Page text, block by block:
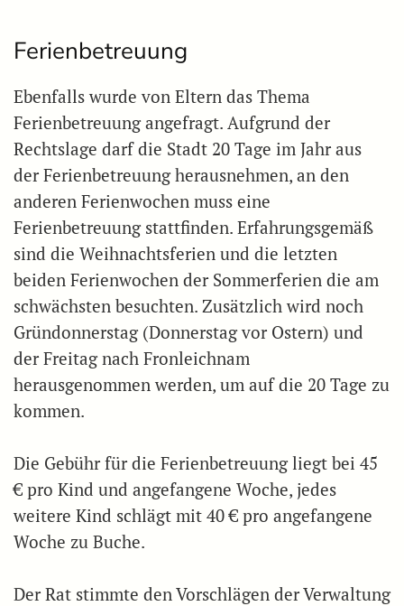
Ferienbetreuung
Ebenfalls wurde von Eltern das Thema
Ferienbetreuung angefragt. Aufgrund der
Rechtslage darf die Stadt 20 Tage im Jahr aus
der Ferienbetreuung herausnehmen, an den
anderen Ferienwochen muss eine
Ferienbetreuung stattfinden. Erfahrungsgemäß
sind die Weihnachtsferien und die letzten
beiden Ferienwochen der Sommerferien die am
schwächsten besuchten. Zusätzlich wird noch
Gründonnerstag (Donnerstag vor Ostern) und
der Freitag nach Fronleichnam
herausgenommen werden, um auf die 20 Tage zu
kommen.
Die Gebühr für die Ferienbetreuung liegt bei 45
€ pro Kind und angefangene Woche, jedes
weitere Kind schlägt mit 40 € pro angefangene
Woche zu Buche.
Der Rat stimmte den Vorschlägen der Verwaltung